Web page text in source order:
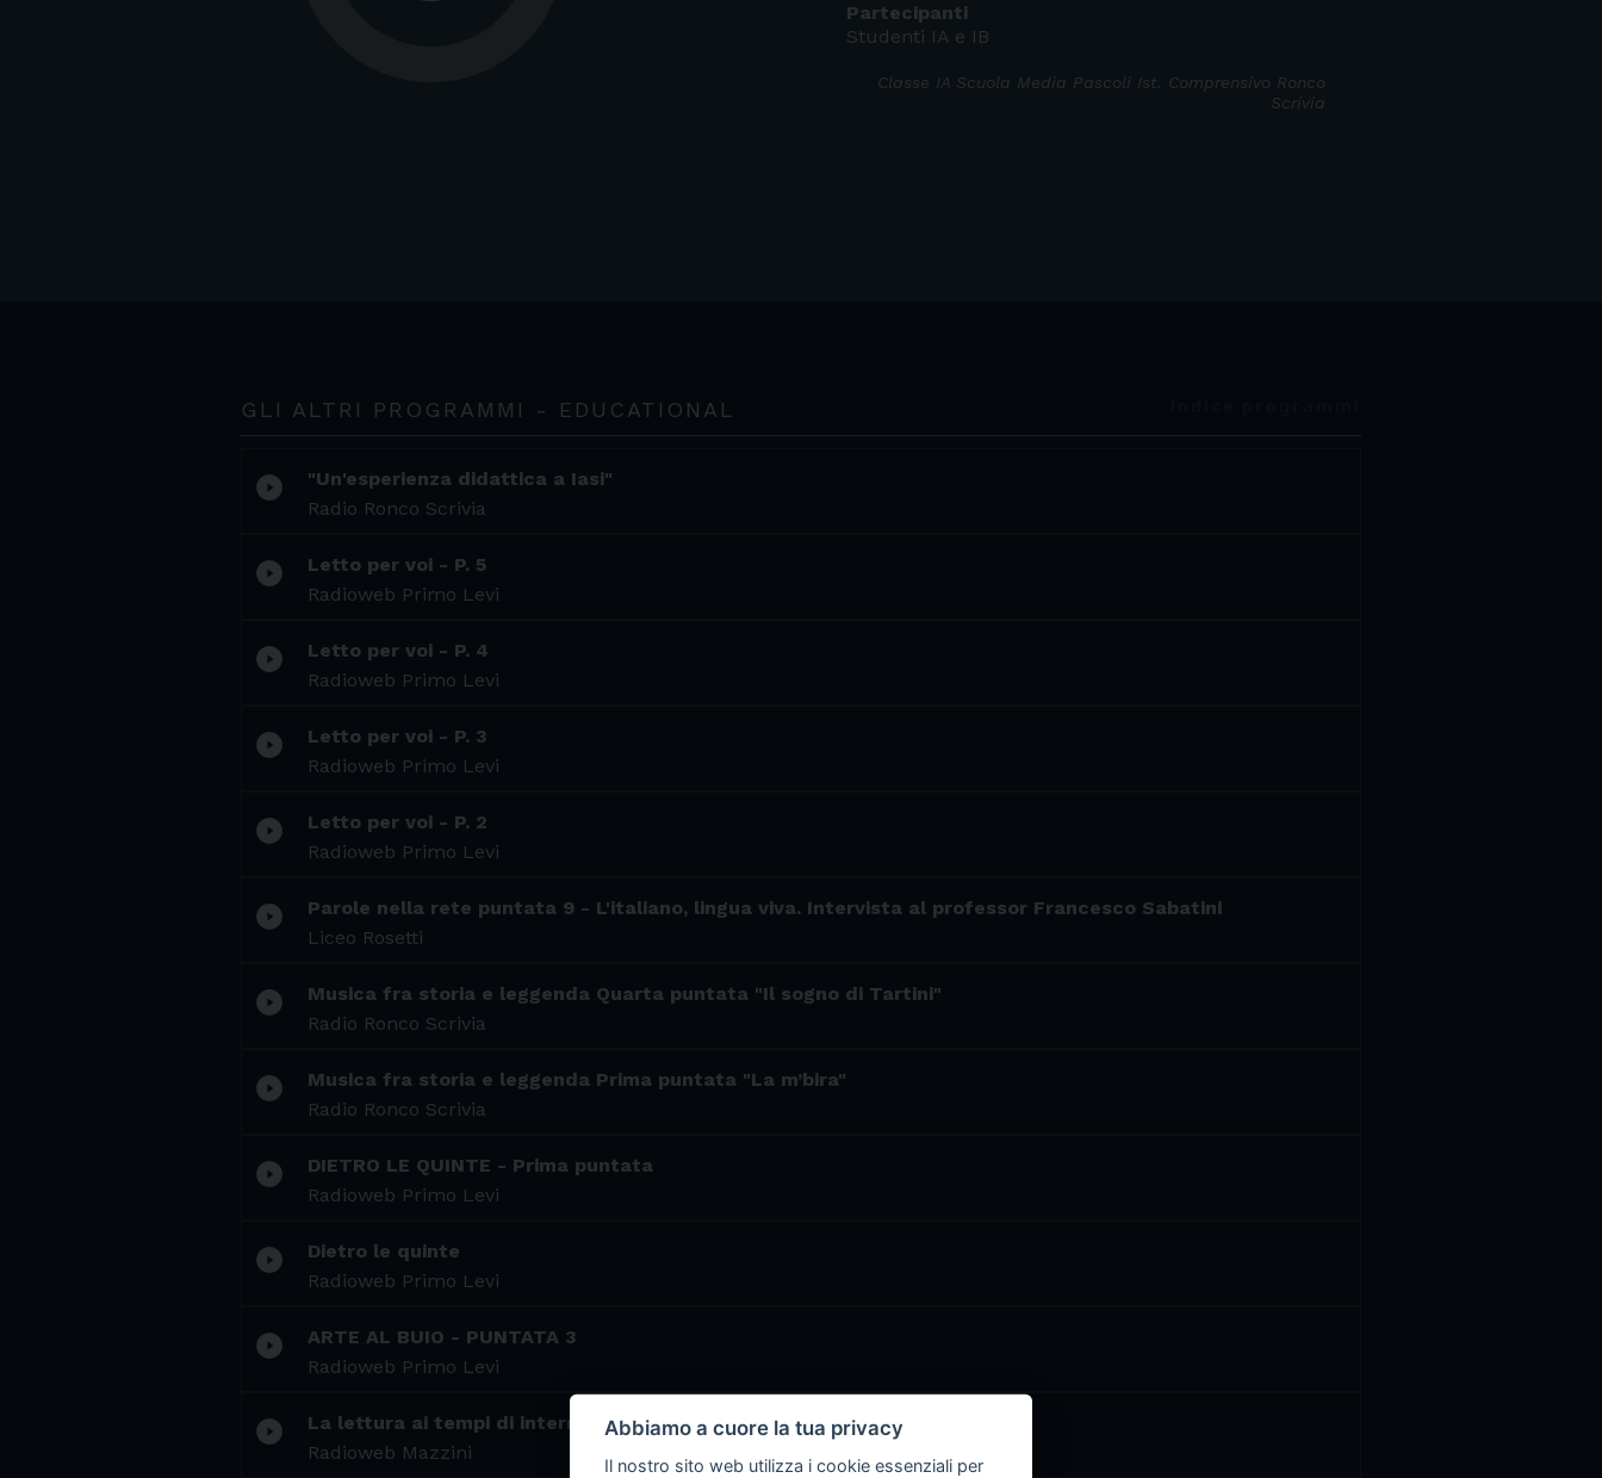
Partecipanti
Studenti IA e IB
Classe IA Scuola Media Pascoli Ist. Comprensivo Ronco
Scrivia
GLI ALTRI PROGRAMMI - EDUCATIONAL
play_circle_filled
"Un'esperienza didattica a Iasi"
Radio Ronco Scrivia
play_circle_filled
Letto per voi - P. 5
Radioweb Primo Levi
play_circle_filled
Letto per voi - P. 4
Radioweb Primo Levi
play_circle_filled
Letto per voi - P. 3
Radioweb Primo Levi
play_circle_filled
Letto per voi - P. 2
Radioweb Primo Levi
play_circle_filled
Parole nella rete puntata 9 - L'italiano, lingua viva. Intervista al professor Francesco Sabatini
Liceo Rosetti
play_circle_filled
Musica fra storia e leggenda Quarta puntata "Il sogno di Tartini"
Radio Ronco Scrivia
play_circle_filled
Musica fra storia e leggenda Prima puntata "La m’bira"
Radio Ronco Scrivia
play_circle_filled
DIETRO LE QUINTE - Prima puntata
Radioweb Primo Levi
play_circle_filled
Dietro le quinte
Radioweb Primo Levi
play_circle_filled
ARTE AL BUIO - PUNTATA 3
Radioweb Primo Levi
play_circle_filled
La lettura ai tempi di internet-12
Radioweb Mazzini
Abbiamo a cuore la tua privacy
Il nostro sito web utilizza i cookie essenziali per